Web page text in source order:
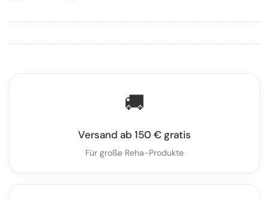
🚚
Versand ab 150 € gratis
Für große Reha-Produkte